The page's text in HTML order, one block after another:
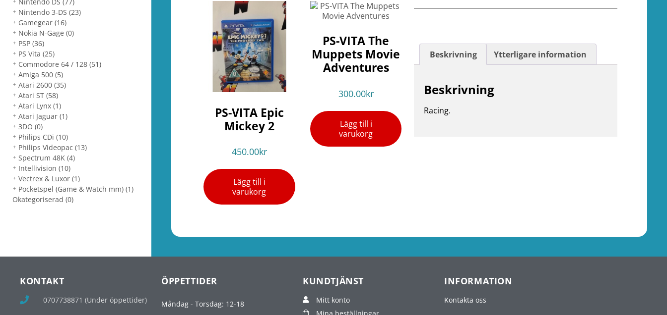
Nintendo 3-DS(23)
Gamegear(16)
Nokia N-Gage(0)
PSP(36)
PS Vita(25)
Commodore 64 / 128(51)
Amiga 500(5)
Atari 2600(35)
Atari ST(58)
Atari Lynx(1)
Atari Jaguar(1)
3DO(0)
Philips CDi(10)
Philips Videopac(13)
Spectrum 48K(4)
Intellivision(10)
Vectrex & Luxor(1)
Pocketspel (Game & Watch mm)(1)
Okategoriserad (0)
PS-VITA Epic
Mickey 2
450.00kr
Lägg till i
varukorg
PS-VITA The
Muppets Movie
Adventures
300.00kr
Lägg till i
varukorg
Beskrivning Ytterligare information
Beskrivning
Racing.
KONTAKT
0707738871 (Under öppettider)
ÖPPETTIDER
Måndag - Torsdag: 12-18
KUNDTJÄNST
Mitt konto
INFORMATION
Kontakta oss